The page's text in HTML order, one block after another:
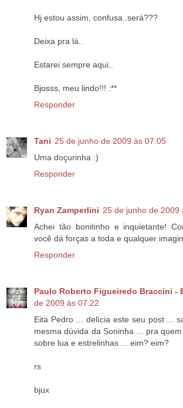
Hj estou assim, confusa..será???
Deixa pra lá..
Estarei sempre aqui..
Bjosss, meu lindo!!! :**
Responder
Tani 25 de junho de 2009 às 07:05
Uma doçurinha :)
Responder
Ryan Zamperlini 25 de junho de 2009
Achei tão bonitinho e inquietante!
você dá forças a toda e qualquer
Responder
Paulo Roberto Figueiredo Braccini -
de 2009 às 07:22
Eita Pedro ... delícia este seu post ...
mesma dúvida da Soninha ... pra
sobre lua e estrelinhas ... eim? eim?
rs
bjux